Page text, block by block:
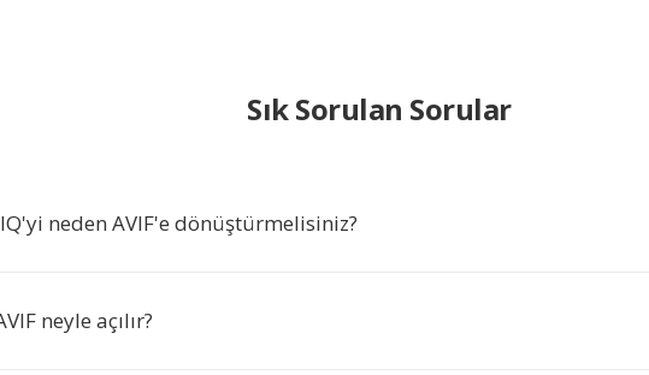
Sık Sorulan Sorular
neden AVIF'e dönüştürmelisiniz?
neyle açılır?